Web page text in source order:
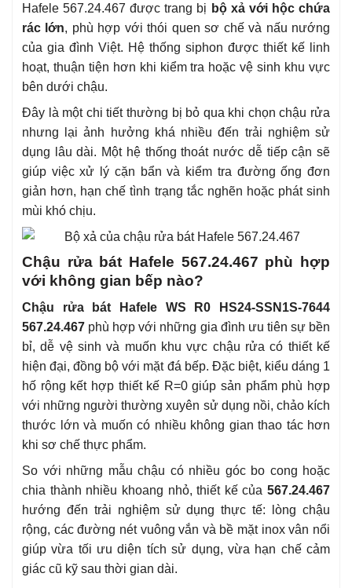
Hafele 567.24.467 được trang bị bộ xả với hộc chứa
rác lớn, phù hợp với thói quen sơ chế và nấu nướng
của gia đình Việt. Hệ thống siphon được thiết kế linh
hoạt, thuận tiện hơn khi kiểm tra hoặc vệ sinh khu vực
bên dưới chậu.
Đây là một chi tiết thường bị bỏ qua khi chọn chậu rửa
nhưng lại ảnh hưởng khá nhiều đến trải nghiệm sử
dụng lâu dài. Một hệ thống thoát nước dễ tiếp cận sẽ
giúp việc xử lý cặn bẩn và kiểm tra đường ống đơn
giản hơn, hạn chế tình trạng tắc nghẽn hoặc phát sinh
mùi khó chịu.
Chậu rửa bát Hafele 567.24.467 phù hợp
với không gian bếp nào?
Chậu rửa bát Hafele WS R0 HS24-SSN1S-7644
567.24.467 phù hợp với những gia đình ưu tiên sự bền
bỉ, dễ vệ sinh và muốn khu vực chậu rửa có thiết kế
hiện đại, đồng bộ với mặt đá bếp. Đặc biệt, kiểu dáng 1
hố rộng kết hợp thiết kế R=0 giúp sản phẩm phù hợp
với những người thường xuyên sử dụng nồi, chảo kích
thước lớn và muốn có nhiều không gian thao tác hơn
khi sơ chế thực phẩm.
So với những mẫu chậu có nhiều góc bo cong hoặc
chia thành nhiều khoang nhỏ, thiết kế của 567.24.467
hướng đến trải nghiệm sử dụng thực tế: lòng chậu
rộng, các đường nét vuông vắn và bề mặt inox vân nổi
giúp vừa tối ưu diện tích sử dụng, vừa hạn chế cảm
giác cũ kỹ sau thời gian dài.